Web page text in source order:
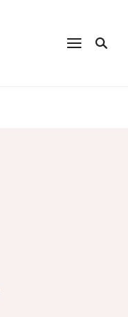
Kucharex.pl
Najsmaczniejsze Przepisy w